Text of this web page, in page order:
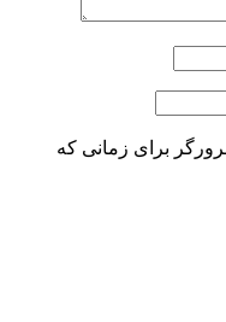
برای زمانی که